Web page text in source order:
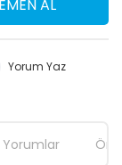
AL
Yorum Yaz
Yorumlar